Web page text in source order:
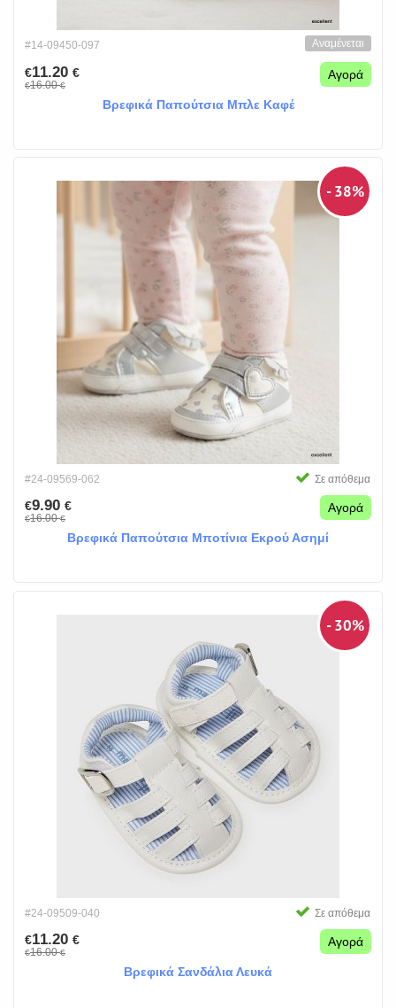
#14-09450-097 Αναμένεται
€11.20 €
€16.00€
Αγορά
Βρεφικά Παπούτσια Μπλε Καφέ
- 38%
#24-09569-062 Σε απόθεμα
€9.90 €
€16.00€
Αγορά
Βρεφικά Παπούτσια Μποτίνια Εκρού Ασημί
- 30%
#24-09509-040 Σε απόθεμα
€11.20 €
€16.00€
Αγορά
Βρεφικά Σανδάλια Λευκά